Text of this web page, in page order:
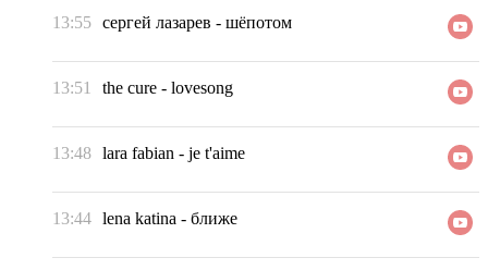
13:55 сергей лазарев - шёпотом
13:51 the cure - lovesong
13:48 lara fabian - je t'aime
13:44 lena katina - ближе